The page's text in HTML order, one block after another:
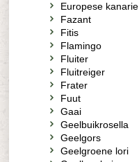
Europese kanarie
Fazant
Fitis
Flamingo
Fluiter
Fluitreiger
Frater
Fuut
Gaai
Geelbuikrosella
Geelgors
Geelgroene lori